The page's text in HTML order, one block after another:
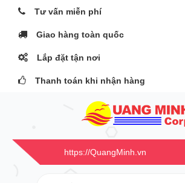
Tư vấn miễn phí
Giao hàng toàn quốc
Lắp đặt tận nơi
Thanh toán khi nhận hàng
https://QuangMinh.vn